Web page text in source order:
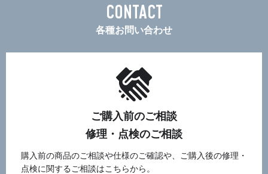
CONTACT
各種お問い合わせ
ご購入前のご相談
修理・点検のご相談
購入前の商品のご相談や仕様のご確認や、ご購入後の修理・
点検に関するご相談はこちらから。